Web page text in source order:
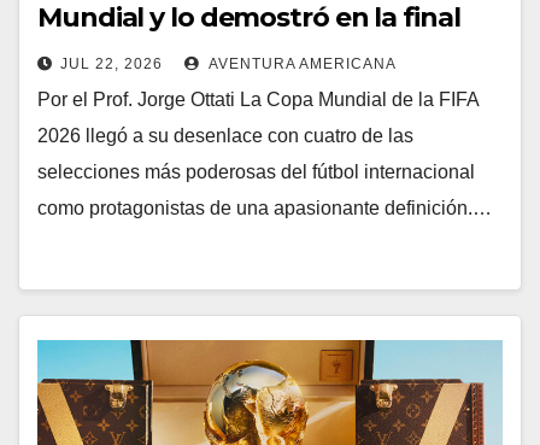
Mundial y lo demostró en la final
JUL 22, 2026 AVENTURA AMERICANA
Por el Prof. Jorge Ottati La Copa Mundial de la FIFA
2026 llegó a su desenlace con cuatro de las
selecciones más poderosas del fútbol internacional
como protagonistas de una apasionante definición.…